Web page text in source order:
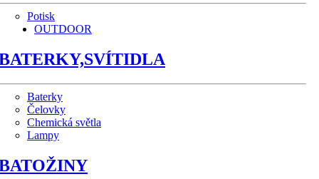
Potisk
OUTDOOR
Baterky
Čelovky
Chemická světla
Lampy